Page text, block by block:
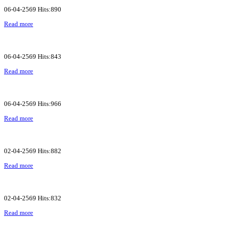
06-04-2569 Hits:890
Read more
06-04-2569 Hits:843
Read more
06-04-2569 Hits:966
Read more
02-04-2569 Hits:882
Read more
02-04-2569 Hits:832
Read more